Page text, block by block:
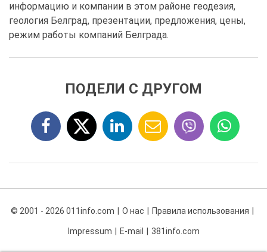
информацию и компании в этом районе геодезия,
геология Белград, презентации, предложения, цены,
режим работы компаний Белграда.
ПОДЕЛИ С ДРУГОМ
© 2001 - 2026 011info.com О нас Правила использования
Impressum E-mail 381info.com